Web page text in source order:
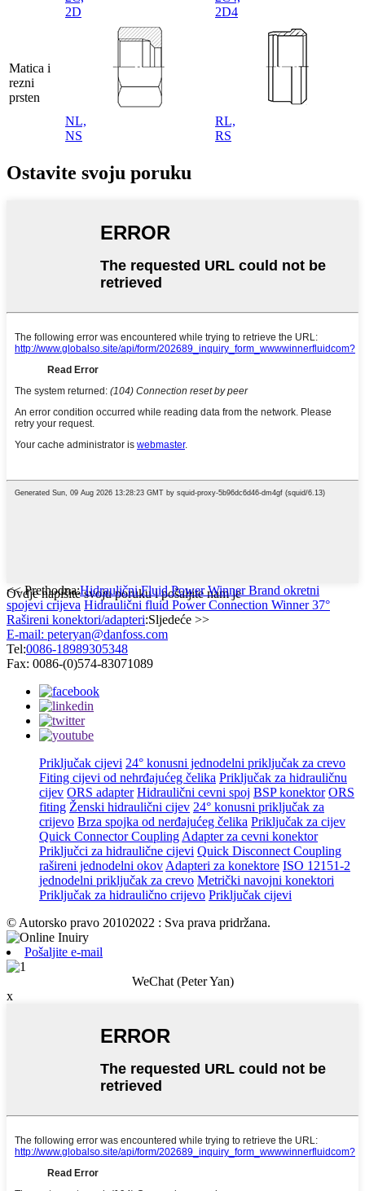
2D
2D4
Matica i
rezni
prsten
NL,
NS
RL,
RS
Ostavite svoju poruku
Ovdje napišite svoju poruku i pošaljite nam je
<< Prethodna:Hidraulični Fluid Power Winner Brand okretni
spojevi crijeva Hidraulični fluid Power Connection Winner 37°
Rašireni konektori/adapteri:Sljedeće >>
E-mail: peteryan@danfoss.com
Tel:0086-18989305348
Fax: 0086-(0)574-83071089
Priključak cijevi 24° konusni jednodelni priključak za crevo
Fiting cijevi od nehrđajućeg čelika Priključak za hidrauličnu
cijev ORS adapter Hidraulični cevni spoj BSP konektor ORS
fiting Ženski hidraulični cijev 24° konusni priključak za
crijevo Brza spojka od nerđajućeg čelika Priključak za cijev
Quick Connector Coupling Adapter za cevni konektor
Priključci za hidraulične cijevi Quick Disconnect Coupling
rašireni jednodelni okov Adapteri za konektore ISO 12151-2
jednodelni priključak za crevo Metrički navojni konektori
Priključak za hidraulično crijevo Priključak cijevi
© Autorsko pravo 20102022 : Sva prava pridržana.
Pošaljite e-mail
WeChat (Peter Yan)
x